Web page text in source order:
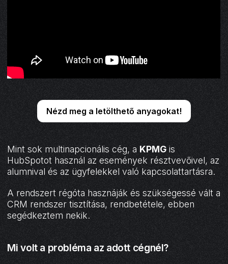
Nézd meg a letölthető anyagokat!
Mint sok multinapcionális cég, a KPMG is
HubSpotot használ az események résztvevőivel, az
alumnival és az ügyfelekkel való kapcsolattartásra.
A rendszert régóta hasznáják és szükségessé vált a
CRM rendszer tisztítása, rendbetétele, ebben
segédkeztem nekik.
Mi volt a probléma az adott cégnél?